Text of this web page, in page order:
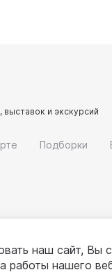
выставок и экскурсий
Подборки
наш сайт, Вы
работы нашего